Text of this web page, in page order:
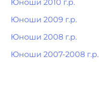
Юноши 2010 г.р.
Юноши 2009 г.р.
Юноши 2008 г.р.
Юноши 2007-2008 г.р.